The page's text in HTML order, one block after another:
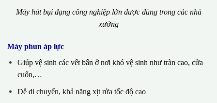
Máy hút bụi dạng công nghiệp lớn được dùng trong các nhà
xưởng
Máy phun áp lực
Giúp vệ sinh các vết bẩn ở nơi khó vệ sinh như tràn cao, cửa
cuốn,…
Dễ di chuyển, khả năng xịt rửa tốc độ cao